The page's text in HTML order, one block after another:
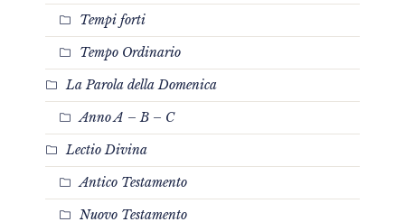
Tempi forti
Tempo Ordinario
La Parola della Domenica
Anno A – B – C
Lectio Divina
Antico Testamento
Nuovo Testamento